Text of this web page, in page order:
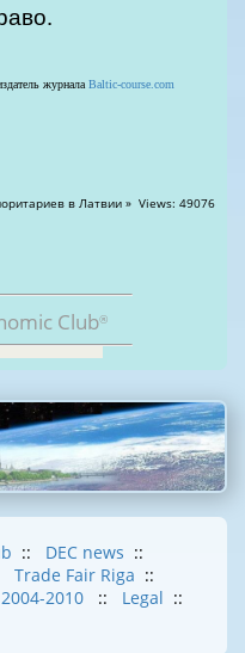
журнала Baltic-course.com
в Латвии » Views: 49076
Club®
:: DEC news ::
Trade Fair Riga ::
2010 :: Legal ::